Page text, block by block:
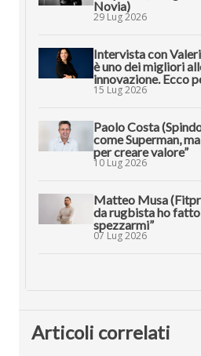
Novia)
29 Lug 2026
Intervista con
è uno dei migliori
innovazione. Ecco
15 Lug 2026
Paolo Costa
come Superman,
per creare valore”
10 Lug 2026
Matteo Musa
da rugbista ho fatto
spezzarmi”
07 Lug 2026
Articoli correlati